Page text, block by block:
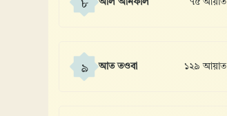
৮
৯ আত তওবা ১২৯ আয়াত